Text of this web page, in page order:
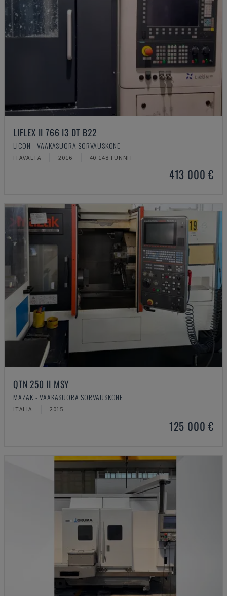
LIFLEX II 766 I3 DT B22
LICON - VAAKASUORA SORVAUSKONE
ITÄVALTA 2016 40.148 TUNNIT
413 000 €
QTN 250 II MSY
MAZAK - VAAKASUORA SORVAUSKONE
ITALIA 2015
125 000 €